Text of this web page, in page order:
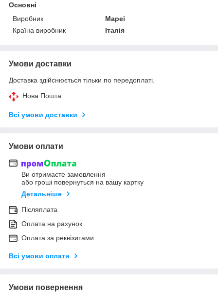
Основні
Виробник
Mapei
Країна виробник
Італія
Умови доставки
Доставка здійснюється тільки по передоплаті.
Нова Пошта
Всі умови доставки
Умови оплати
Ви отримаєте замовлення
або гроші повернуться на вашу картку
Детальніше
Післяплата
Оплата на рахунок
Оплата за реквізитами
Всі умови оплати
Умови повернення